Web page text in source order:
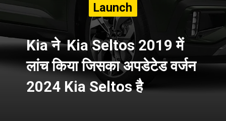
Kia ने Kia Seltos 2019 में
लांच किया जिसका अपडेटेड वर्जन
2024 Kia Seltos है
Launch